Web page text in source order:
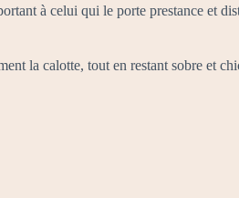
à celui qui le porte prestance et
la calotte, tout en restant sobre et